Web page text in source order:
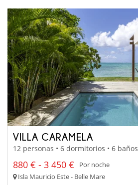
VILLA CARAMELA
12 personas • 6 dormitorios • 6 baños
880 € - 3 450 €
Por noche
Isla Mauricio Este - Belle Mare